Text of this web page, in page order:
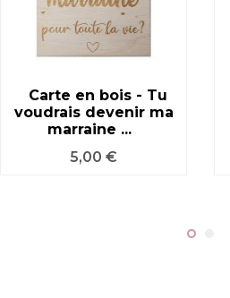
Carte en bois - Tu
voudrais devenir ma
marraine ...
Prix
5,00 €